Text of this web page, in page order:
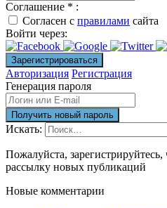
Соглашение * :
Согласен с правилами сайта
Войти через:
Авторизация Регистрация
Генерация пароля
Искать:
Пожалуйста,
рассылку новых публикаций
Новые комментарии